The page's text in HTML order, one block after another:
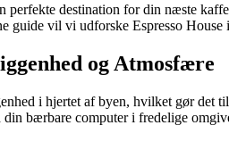
perfekte destination for din næste
guide vil vi udforske Espresso
og Atmosfære
i hjertet af byen, hvilket gør det
bærbare computer i fredelige